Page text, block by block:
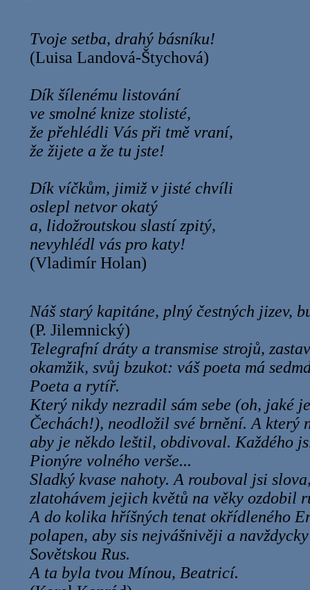
Tvoje setba, drahý básníku!
(Luisa Landová-Štychová)
Dík šílenému listování
ve smolné knize stolisté,
že přehlédli Vás při tmě vraní,
že žijete a že tu jste!
Dík víčkům, jimiž v jisté chvíli
oslepl netvor okatý
a, lidožroutskou slastí zpitý,
nevyhlédl vás pro katy!
(Vladimír Holan)
Náš starý kapitáne, plný čestných jizev,
(P. Jilemnický)
Telegrafní dráty a transmise strojů,
okamžik, svůj bzukot: váš poeta má
Poeta a rytíř.
Který nikdy nezradil sám sebe (oh, jaké
Čechách!), neodložil své brnění. A který
aby je někdo leštil, obdivoval. Každého
Pionýre volného verše...
Sladký kvase nahoty. A rouboval jsi
zlatohávem jejich květů na věky ozdobil
A do kolika hříšných tenat okřídleného
polapen, aby sis nejvášnivěji a
Sovětskou Rus.
A ta byla tvou Mínou, Beatricí.